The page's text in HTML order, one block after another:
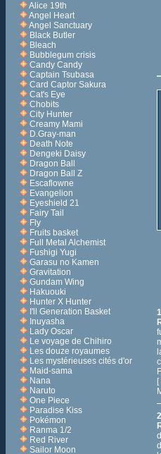
Alice 19th
Angel Heart
Angel Sanctuary
Black Butler
Bleach
Bubblegum crisis
Candy Candy
Captain Tsubasa
Card Captor Sakura
Cat's Eye
Chobits
City Hunter
Creamy Mami
D.Gray-man
Death Note
Dengeki Daisy
Dragon Ball
Dragon Ball Z
Escaflowne
Evangelion
Eyeshield 21
Fairy Tail
Fly
Fruits basket
Full Metal Alchemist
Fushigi Yugi
Garasu no Kamen
Gravitation
Gundam Wing
Hakuouki
Hunter X Hunter
I'll Generation Basket
Inuyasha
Lady Oscar
Le voyage de Chihiro
Les douze royaumes
Les mystérieuses cités d'or
Maid-sama
Nana
Naruto
One Piece
Paradise Kiss
Pokémon
Ranma 1/2
Red River
Sailor Moon